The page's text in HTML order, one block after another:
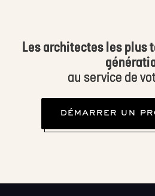
Les architectes les plus
au service de
démarrer un